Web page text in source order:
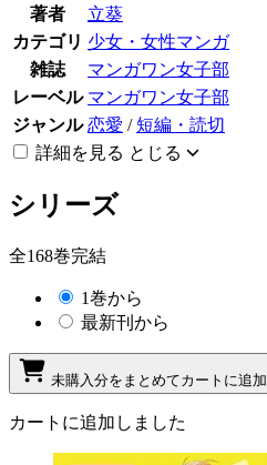
著者
立葵
カテゴリ 少女・女性マンガ
雑誌
マンガワン女子部
レーベル マンガワン女子部
ジャンル 恋愛 /短編・読切
詳細を見る とじる
シリーズ
全168巻完結
1巻から
最新刊から
未購入分をまとめてカートに追加
カートに追加しました